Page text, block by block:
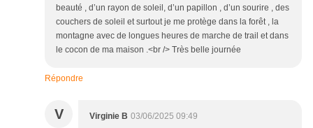
beauté , d’un rayon de soleil, d’un papillon , d’un sourire , des
couchers de soleil et surtout je me protège dans la forêt , la
montagne avec de longues heures de marche de trail et dans
le cocon de ma maison .<br /> Très belle journée
Répondre
V Virginie B 03/06/2025 09:49